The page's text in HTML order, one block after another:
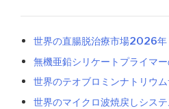
世界の直腸脱治療市場2026年
無機亜鉛シリケートプライマ
世界のテオブロミンナトリウ
世界のマイクロ波焼戻しシス